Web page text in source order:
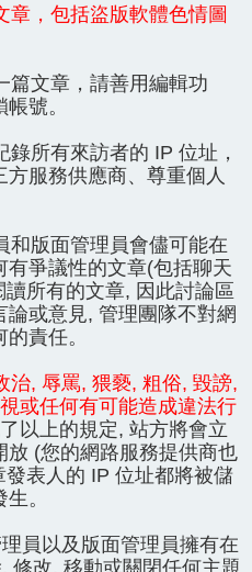
章，包括盜版軟體色情圖
篇文章，請善用編輯功
號。
所有來訪者的 IP 位址，
服務供應商、尊重個人
和版面管理員會儘可能在
爭議性的文章(包括聊天
所有的文章, 因此討論區
或意見, 管理團隊不對網
責任。
治, 辱罵, 猥褻, 粗俗, 毀謗,
或任何有可能造成違法行
以上的規定, 站方將會立
放 (您的網路服務提供商也
表人的 IP 位址都將被儲
。
員以及版面管理員擁有在